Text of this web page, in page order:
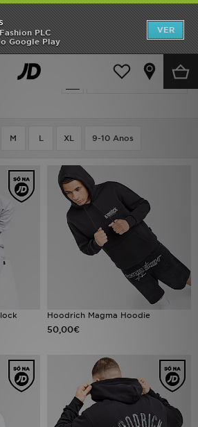
PLC
Google Play
VER
Camisolas Com Capuz
Actualizar a pesquisa
Com
M L XL 9-10 Anos
Hoodrich Magma Hoodie
50,00€